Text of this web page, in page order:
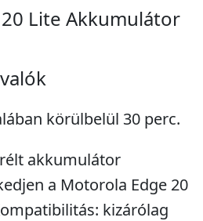
Lite Akkumulátor
körülbelül 30 perc.
akkumulátor
a Motorola Edge 20
kizárólag